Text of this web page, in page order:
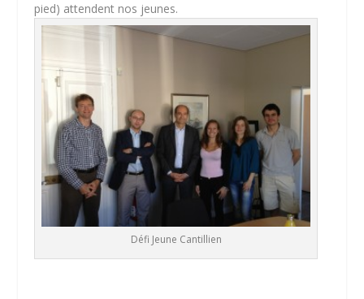
pied) attendent nos jeunes.
Défi Jeune Cantillien